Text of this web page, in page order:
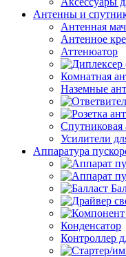
Антенны и
Антенная
Антенное
Аттенюатор
Комнатная
Наземные
Спутниковая
Усилители
Аппаратура
Конденсатор
Контроллер